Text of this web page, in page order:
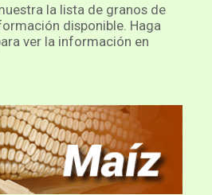
la lista de granos de
disponible. Haga
ver la información en